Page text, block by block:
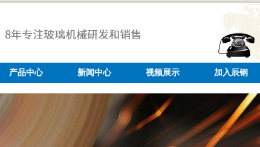
产品中心 新闻中心 视频展示 加入辰钢